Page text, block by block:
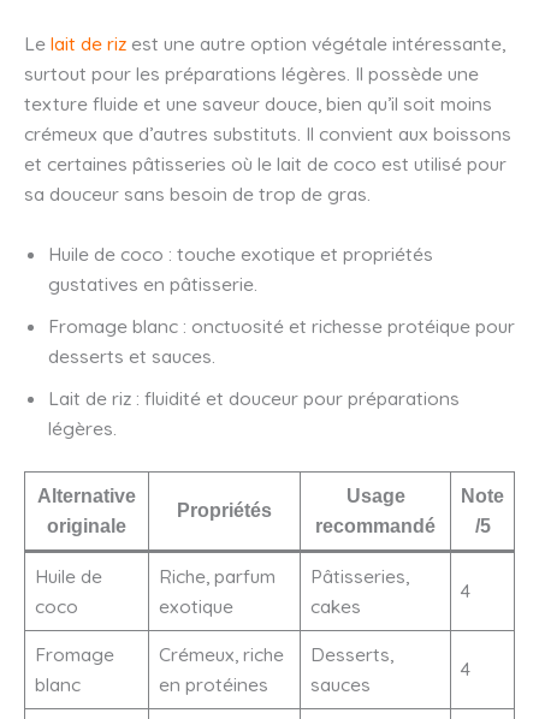
Le lait de riz est une autre option végétale intéressante,
surtout pour les préparations légères. Il possède une
texture fluide et une saveur douce, bien qu’il soit moins
crémeux que d’autres substituts. Il convient aux boissons
et certaines pâtisseries où le lait de coco est utilisé pour
sa douceur sans besoin de trop de gras.
Huile de coco : touche exotique et propriétés
gustatives en pâtisserie.
Fromage blanc : onctuosité et richesse protéique pour
desserts et sauces.
Lait de riz : fluidité et douceur pour préparations
légères.
Alternative
originale
Propriétés
Usage
recommandé
Note
/5
Huile de
coco
Riche, parfum
exotique
Pâtisseries,
cakes
4
Fromage
blanc
Crémeux, riche
en protéines
Desserts,
sauces
4